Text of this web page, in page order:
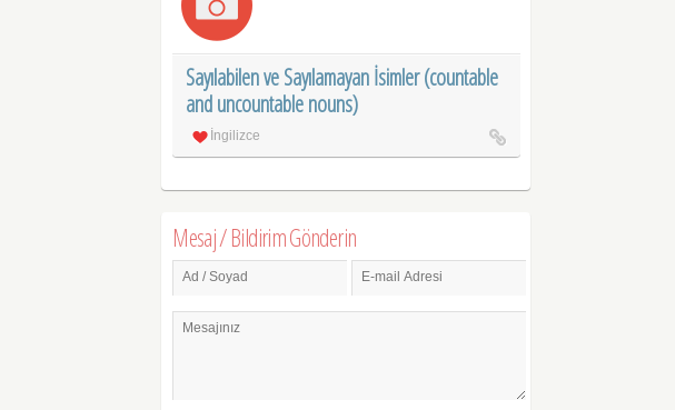
Sayılabilen ve Sayılamayan İsimler (countable
and uncountable nouns)
İngilizce
Mesaj / Bildirim Gönderin
Ad / Soyad E-mail Adresi
Mesajınız